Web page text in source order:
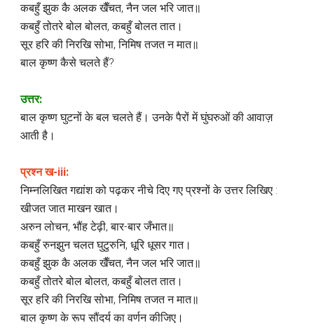
कबहुँ झुक कै अलक खैँचत, नैन जल भरि जात॥
कबहुँ तोतरे बोल बोलत, कबहुँ बोलत तात।
सूर हरि की निरखि सोभा, निमिष तजत न मात॥
बाल कृष्ण कैसे चलते हैं?
उत्तर:
बाल कृष्ण घुटनों के बल चलते हैं। उनके पैरों में घुंघरुओं की आवाज़
आती है।
प्रश्न ख-iii:
निम्नलिखित गद्यांश को पढ़कर नीचे दिए गए प्रश्नों के उत्तर लिखिए :
खीजत जात माखन खात।
अरुन लोचन, भौंह टेढ़ी, बार-बार जँभात॥
कबहुँ रुनझुन चलत घुटुरुनि, धूरि धूसर गात।
कबहुँ झुक कै अलक खैँचत, नैन जल भरि जात॥
कबहुँ तोतरे बोल बोलत, कबहुँ बोलत तात।
सूर हरि की निरखि सोभा, निमिष तजत न मात॥
बाल कृष्ण के रूप सौंदर्य का वर्णन कीजिए।